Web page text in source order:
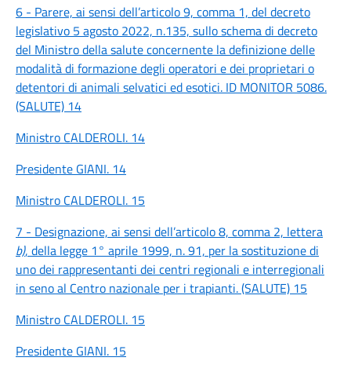
6 - Parere, ai sensi dell’articolo 9, comma 1, del decreto
legislativo 5 agosto 2022, n.135, sullo schema di decreto
del Ministro della salute concernente la definizione delle
modalità di formazione degli operatori e dei proprietari o
detentori di animali selvatici ed esotici. ID MONITOR 5086.
(SALUTE) 14
Ministro CALDEROLI. 14
Presidente GIANI. 14
Ministro CALDEROLI. 15
7 - Designazione, ai sensi dell’articolo 8, comma 2, lettera
b), della legge 1° aprile 1999, n. 91, per la sostituzione di
uno dei rappresentanti dei centri regionali e interregionali
in seno al Centro nazionale per i trapianti. (SALUTE) 15
Ministro CALDEROLI. 15
Presidente GIANI. 15